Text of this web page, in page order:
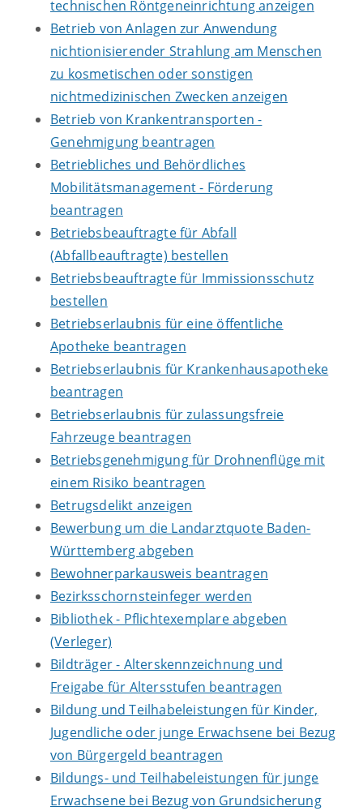
technischen Röntgeneinrichtung anzeigen
Betrieb von Anlagen zur Anwendung
nichtionisierender Strahlung am Menschen
zu kosmetischen oder sonstigen
nichtmedizinischen Zwecken anzeigen
Betrieb von Krankentransporten -
Genehmigung beantragen
Betriebliches und Behördliches
Mobilitätsmanagement - Förderung
beantragen
Betriebsbeauftragte für Abfall
(Abfallbeauftragte) bestellen
Betriebsbeauftragte für Immissionsschutz
bestellen
Betriebserlaubnis für eine öffentliche
Apotheke beantragen
Betriebserlaubnis für Krankenhausapotheke
beantragen
Betriebserlaubnis für zulassungsfreie
Fahrzeuge beantragen
Betriebsgenehmigung für Drohnenflüge mit
einem Risiko beantragen
Betrugsdelikt anzeigen
Bewerbung um die Landarztquote Baden-
Württemberg abgeben
Bewohnerparkausweis beantragen
Bezirksschornsteinfeger werden
Bibliothek - Pflichtexemplare abgeben
(Verleger)
Bildträger - Alterskennzeichnung und
Freigabe für Altersstufen beantragen
Bildung und Teilhabeleistungen für Kinder,
Jugendliche oder junge Erwachsene bei Bezug
von Bürgergeld beantragen
Bildungs- und Teilhabeleistungen für junge
Erwachsene bei Bezug von Grundsicherung